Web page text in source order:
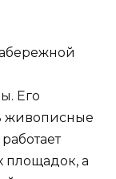
Его
живописные
площадок, а